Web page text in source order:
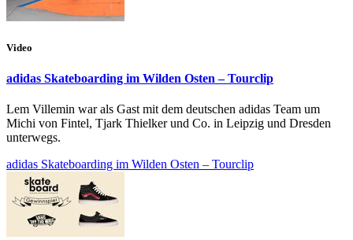
Video
adidas Skateboarding im Wilden Osten – Tourclip
Lem Villemin war als Gast mit dem deutschen adidas Team um
Michi von Fintel, Tjark Thielker und Co. in Leipzig und Dresden
unterwegs.
adidas Skateboarding im Wilden Osten – Tourclip